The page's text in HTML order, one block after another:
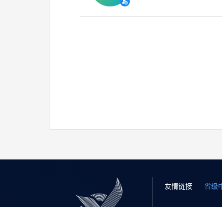
友情链接 省级